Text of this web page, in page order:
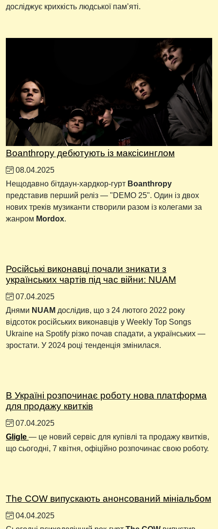
досліджує крихкість людської пам’яті.
Boanthropy дебютують із максісинглом
08.04.2025
Нещодавно бітдаун-хардкор-гурт Boanthropy
представив перший реліз — "DEMO 25". Один із двох
нових треків музиканти створили разом із колегами за
жанром Mordox.
Російські виконавці почали зникати з
українських чартів під час війни: NUAM
07.04.2025
Днями NUAM дослідив, що з 24 лютого 2022 року
відсоток російських виконавців у Weekly Top Songs
Ukraine на Spotify різко почав спадати, а українських —
зростати. У 2024 році тенденція змінилася.
В Україні розпочинає роботу нова платформа
для продажу квитків
07.04.2025
Gligle — це новий сервіс для купівлі та продажу квитків,
що сьогодні, 7 квітня, офіційно розпочинає свою роботу.
The COW випускають анонсований мініальбом
04.04.2025